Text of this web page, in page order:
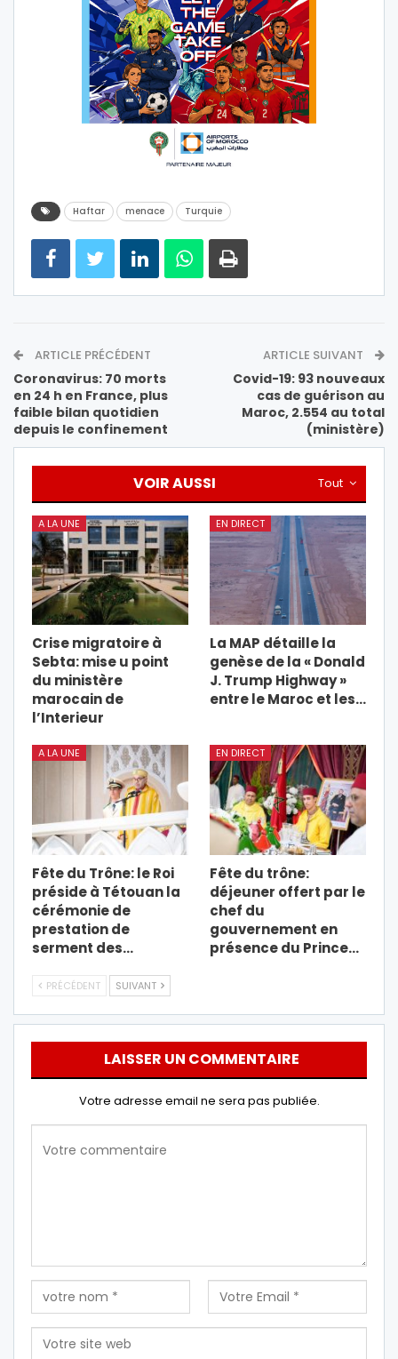
Haftar menace Turquie
ARTICLE PRÉCÉDENT
Coronavirus: 70 morts
en 24 h en France, plus
faible bilan quotidien
depuis le confinement
ARTICLE SUIVANT
Covid-19: 93 nouveaux
cas de guérison au
Maroc, 2.554 au total
(ministère)
Tout
VOIR AUSSI
A LA UNE
Crise migratoire à
Sebta: mise u point
du ministère
marocain de
l’Interieur
EN DIRECT
La MAP détaille la
genèse de la « Donald
J. Trump Highway »
entre le Maroc et les…
A LA UNE
Fête du Trône: le Roi
préside à Tétouan la
cérémonie de
prestation de
serment des…
EN DIRECT
Fête du trône:
déjeuner offert par le
chef du
gouvernement en
présence du Prince…
PRÉCÉDENT SUIVANT
LAISSER UN COMMENTAIRE
Votre adresse email ne sera pas publiée.